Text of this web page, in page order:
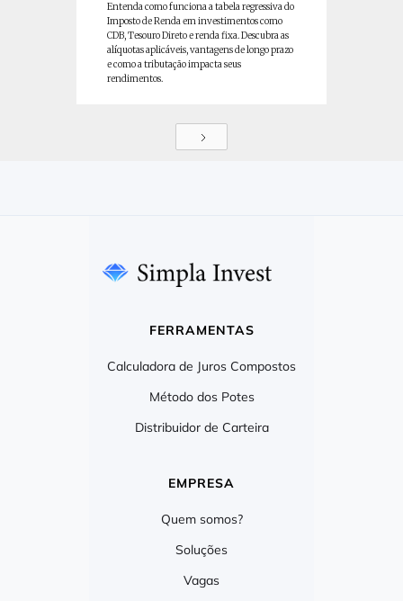
Entenda como funciona a tabela regressiva do
Imposto de Renda em investimentos como
CDB, Tesouro Direto e renda fixa. Descubra as
alíquotas aplicáveis, vantagens de longo prazo
e como a tributação impacta seus
rendimentos.
FERRAMENTAS
Calculadora de Juros Compostos
Método dos Potes
Distribuidor de Carteira
EMPRESA
Quem somos?
Soluções
Vagas